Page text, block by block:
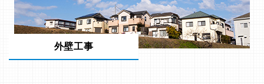
外壁工事